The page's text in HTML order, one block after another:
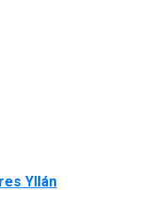
Yllán